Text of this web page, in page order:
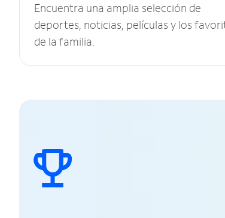
Encuentra una amplia selección de
deportes, noticias, películas y los
de la familia.